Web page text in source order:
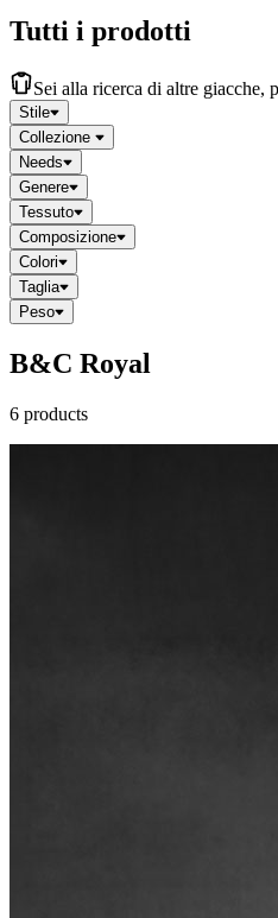
Tutti i prodotti
Sei alla ricerca di altre giacche,
Stile
Collezione
Needs
Genere
Tessuto
Composizione
Colori
Taglia
Peso
B&C Royal
6 products